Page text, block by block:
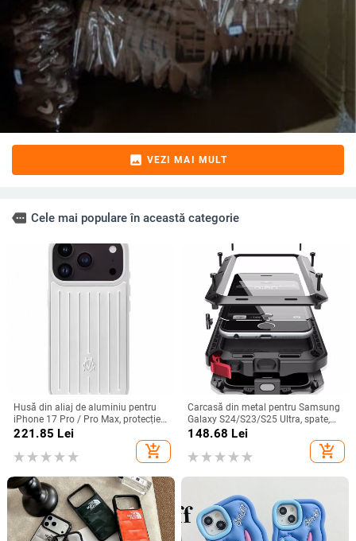
image VEZI MAI MULT
more Cele mai populare în această categorie
Husă din aliaj de aluminiu pentru
iPhone 17 Pro / Pro Max, protecție
anti-cădere, închidere magnetică,
turnare prin injecție, posibilitate de
personalizare
221.85 Lei
add_shopping_cart
Carcasă din metal pentru Samsung
Galaxy S24/S23/S25 Ultra, spate,
prelucrată, personalizabilă, disipare
căldură, anti-cadere, anti-amprentă
148.68 Lei
add_shopping_cart